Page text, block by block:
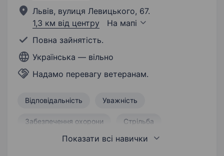
Львів, вулиця Левицького, 67.
1,3 км від центру
На мапі
Повна зайнятість.
Українська — вільно
Надамо перевагу ветеранам.
Відповідальність Уважність
Забезпечення охорони Стрільба
ВитривалістьПоказати всі навички